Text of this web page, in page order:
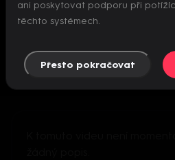
Nepodařilo se
ani poskytovat podporu při
těchto systémech.
Přesto pokračovat